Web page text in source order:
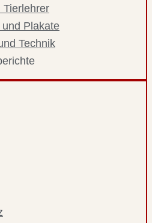
Tierlehrer
Plakate
Technik